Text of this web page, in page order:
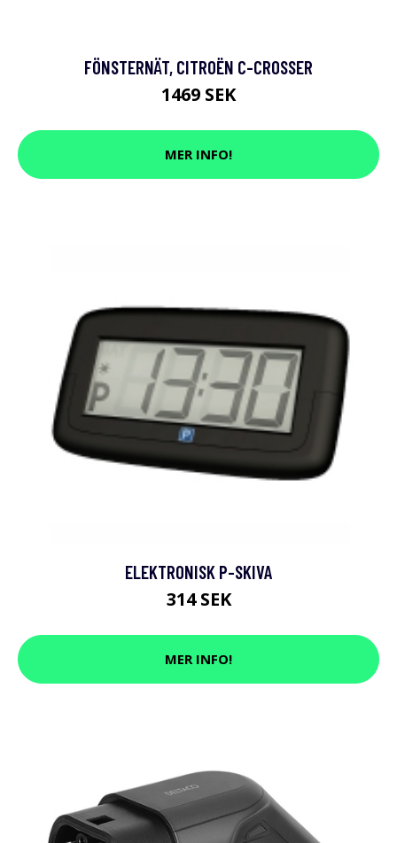
FÖNSTERNÄT, CITROËN C-CROSSER
1469 SEK
MER INFO!
ELEKTRONISK P-SKIVA
314 SEK
MER INFO!